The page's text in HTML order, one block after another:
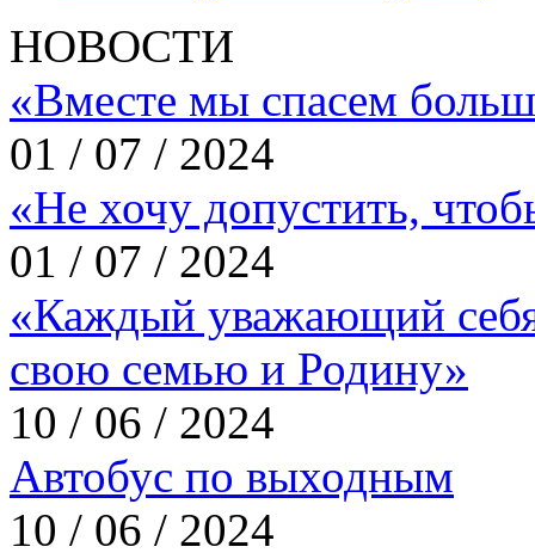
НОВОСТИ
«Вместе мы спасем
01 / 07 / 2024
«Не хочу допустить,
01 / 07 / 2024
«Каждый уважающий
свою семью и Родину»
10 / 06 / 2024
Автобус по выходным
10 / 06 / 2024